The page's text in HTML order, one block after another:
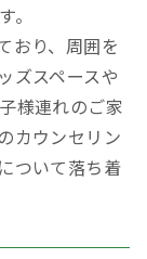
。
おり、周囲を
ズスペースや
様連れのご家
カウンセリン
ついて落ち着